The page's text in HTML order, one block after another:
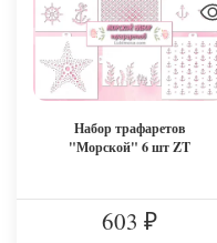
Набор трафаретов
"Морской" 6 шт ZT
603 ₽